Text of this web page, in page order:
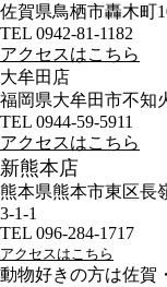
佐賀県鳥栖市轟木町
TEL 0942-81-1182
アクセスはこちら
大牟田店
福岡県大牟田市不知
TEL 0944-59-5911
アクセスはこちら
新熊本店
熊本県熊本市東区長
3-1-1
TEL 096-284-1717
アクセスはこちら
動物好きの方は佐賀